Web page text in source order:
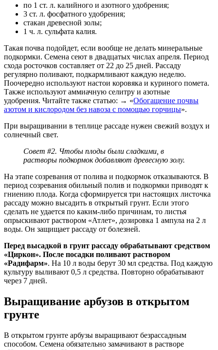
по 1 ст. л. калийного и азотного удобрения;
3 ст. л. фосфатного удобрения;
стакан древесной золы;
1 ч. л. сульфата калия.
Такая почва подойдет, если вообще не делать минеральные
подкормки. Семена сеют в двадцатых числах апреля. Период
схода росточков составляет от 22 до 25 дней. Рассаду
регулярно поливают, подкармливают каждую неделю.
Поочередно используют настои коровяка и куриного помета.
Также используют аммиачную селитру и азотные
удобрения. Читайте также статью: → «Обогащение почвы
азотом и кислородом без навоза с помощью горчицы».
При выращивании в теплице рассаде нужен свежий воздух и
солнечный свет.
Совет #2. Чтобы плоды были сладкими, в
растворы подкормок добавляют древесную золу.
На этапе созревания от полива и подкормок отказываются. В
период созревания обильный полив и подкормки приводят к
гниению плода. Когда сформируется три настоящих листочка
рассаду можно высадить в открытый грунт. Если этого
сделать не удается по каким-либо причинам, то листья
опрыскивают раствором «Атлет», дозировка 1 ампула на 2 л
воды. Он защищает рассаду от болезней.
Перед высадкой в грунт рассаду обрабатывают средством
«Циркон». После посадки поливают раствором
«Радифарм». На 10 л воды берут 30 мл средства. Под каждую
культуру выливают 0,5 л средства. Повторно обрабатывают
через 7 дней.
Выращивание арбузов в открытом
грунте
В открытом грунте арбузы выращивают безрассадным
способом. Семена обязательно замачивают в растворе